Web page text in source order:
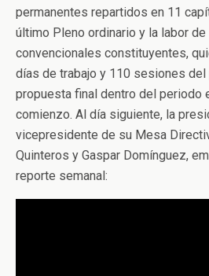
permanentes repartidos en 11
último Pleno ordinario y la labor
convencionales constituyentes,
días de trabajo y 110 sesiones del
propuesta final dentro del periodo
comienzo. Al día siguiente, la
vicepresidente de su Mesa
Quinteros y Gaspar Domínguez,
reporte semanal: